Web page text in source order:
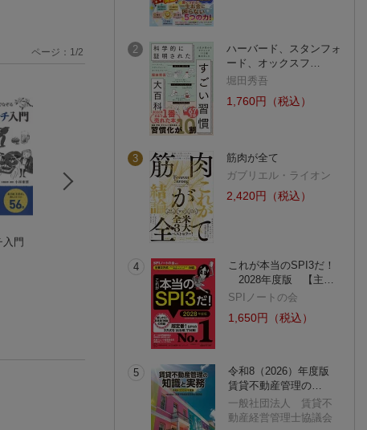
入門
新しい文章力の教室
(130件)
廣まさき
ページ： 1 /2 2
ハーバード、スタンフォ
ード、オックスフ…
堀田秀吾
1,760円（税込）
3
筋肉が全て
ガブリエル・ライオン
2,420円（税込）
4
これが本当のSPI3だ！
2028年度版 【主…
SPIノートの会
1,650円（税込）
5
令和8（2026）年度版
賃貸不動産管理の…
一般社団法人 賃貸不
動産経営管理士協議会